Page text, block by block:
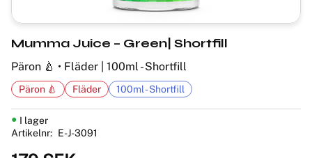
Mumma Juice – Green| Shortfill
Päron 🍐 • Fläder | 100ml - Shortfill
I lager
Artikelnr
E-J-3091
Päron 🍐 Fläder 100ml - Shortfill